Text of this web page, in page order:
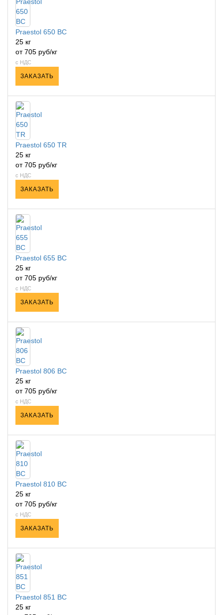
Praestol 650 ВС
25 кг
от 705 руб/кг
с НДС
ЗАКАЗАТЬ
Praestol 650 TR
25 кг
от 705 руб/кг
с НДС
ЗАКАЗАТЬ
Praestol 655 ВС
25 кг
от 705 руб/кг
с НДС
ЗАКАЗАТЬ
Praestol 806 ВС
25 кг
от 705 руб/кг
с НДС
ЗАКАЗАТЬ
Praestol 810 ВС
25 кг
от 705 руб/кг
с НДС
ЗАКАЗАТЬ
Praestol 851 ВС
25 кг